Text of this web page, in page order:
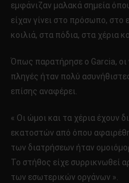
εμφάνιζαν μαλακά σημεία
είχαν γίνει στο πρόσωπο,
κοιλιά, στα πόδια, στα χέρια
Όπως παρατήρησε ο Garcia, οι
πληγές ήταν πολύ
επίσης αναφέρει.
« Οι ώμοι και τα χέρια έχουν
εκατοστών από όπου
των διατρήσεων ήταν
Το στήθος είχε συρρικνωθεί
των εσωτερικών οργάνων ».